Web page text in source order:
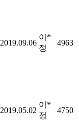
2019.09.06
이*
정
4963
2019.05.02
이*
정
4750